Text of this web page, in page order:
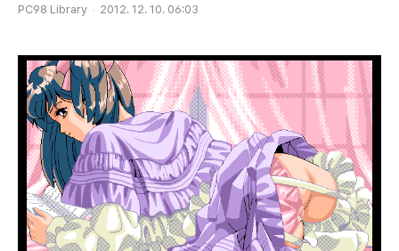
PC98 Library 2012. 12. 10. 06:03